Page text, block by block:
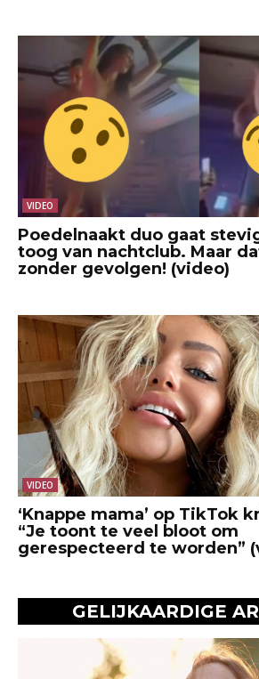
VIDEO
Poedelnaakt duo gaat
toog van nachtclub. Maar
zonder gevolgen! (video)
VIDEO
‘Knappe mama’ op TikTok
“Je toont te veel bloot om
gerespecteerd te worden”
GELIJKAARDIGE